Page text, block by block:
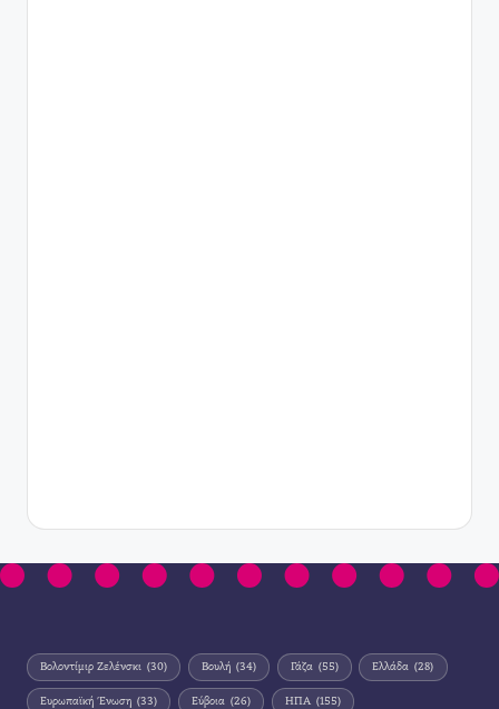
Βολοντίμιρ Ζελένσκι (30) Βουλή (34) Γάζα (55) Ελλάδα (28)
Ευρωπαϊκή Ένωση (33) Εύβοια (26) ΗΠΑ (155)